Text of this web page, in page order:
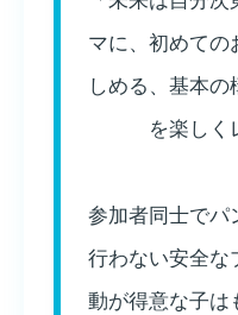
マに、初めての
しめる、基本
を楽しく
参加者同士でパ
行わない安全な
動が得意な子は